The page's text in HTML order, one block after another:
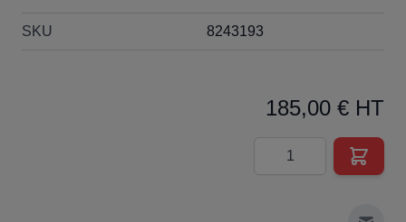
SKU 8243193
185,00 € HT
Quantité